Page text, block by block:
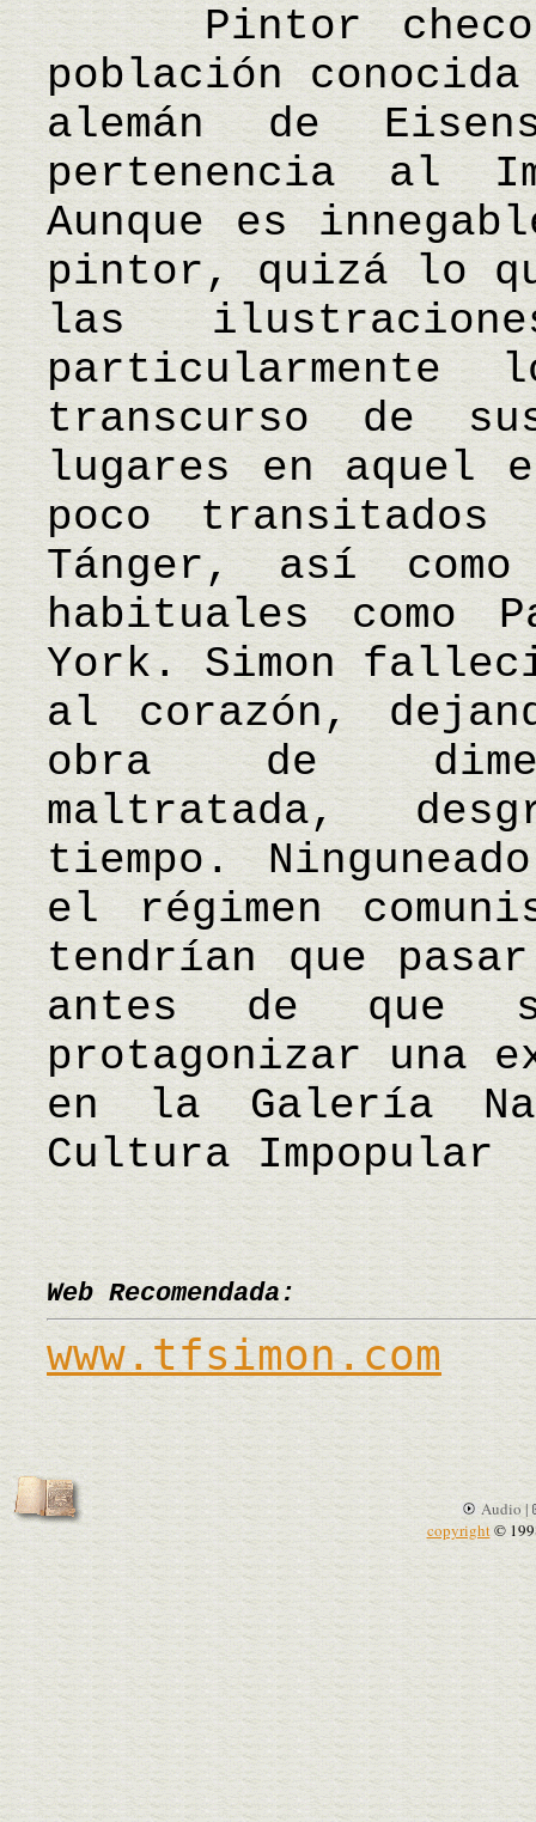
Pintor checo
población
alemán de
pertenencia al
Aunque es
pintor, quizá lo
las
transcurso de
lugares en aquel
poco transitados
Tánger, así
habituales como
York. Simon
al corazón,
obra de
maltratada,
tiempo.
el régimen
tendrían que
antes de que
protagonizar una
en la Galería
Cultura Impopular
Web Recomendada:
www.tfsimon.com
Audio |
copyright©